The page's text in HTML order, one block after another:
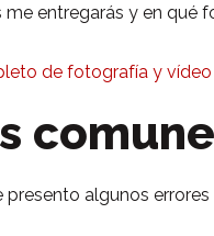
me entregarás y en qué
de fotografía y
presento algunos